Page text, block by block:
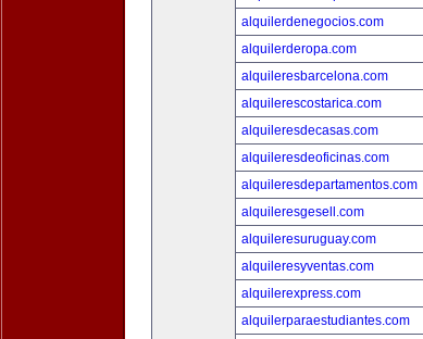
alquilerdenegocios.com
alquilerderopa.com
alquileresbarcelona.com
alquilerescostarica.com
alquileresdecasas.com
alquileresdeoficinas.com
alquileresdepartamentos.com
alquileresgesell.com
alquileresuruguay.com
alquileresyventas.com
alquilerexpress.com
alquilerparaestudiantes.com